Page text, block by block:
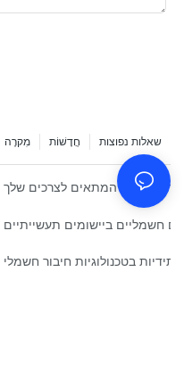
שאלות נפוצות חֲדָשׁוֹת מִקרֶה
השפעת
החשמלי המתאים לצרכים שלך
ניתוח השוואתי
חשמליים ביישומים תעשייתיים
שיטות עבודה
בטכנולוגיות חיבור חשמלי